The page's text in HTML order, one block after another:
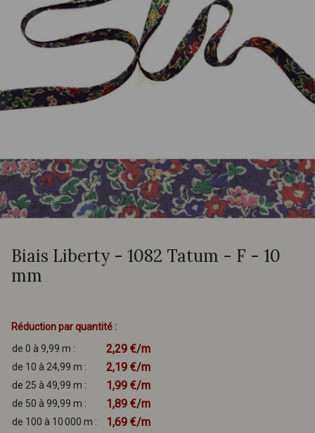
Biais Liberty - 1082 Tatum - F - 10
mm
Réduction par quantité :
de 0 à 9,99 m :
2,29 €/m
de 10 à 24,99 m : 2,19 €/m
de 25 à 49,99 m : 1,99 €/m
de 50 à 99,99 m : 1,89 €/m
de 100 à 10 000 m : 1,69 €/m